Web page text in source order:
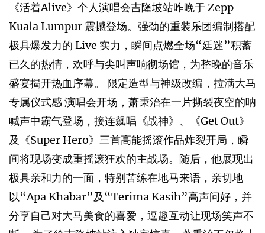
《活着Alive》个人演唱会吉隆坡站昨晚于 Zepp
Kuala Lumpur 震撼登场。强劲的重装乐团编制搭配
极具爆发力的 Live 实力，瞬间点燃全场“廷迷”积蓄
已久的热情，欢呼与尖叫声响彻场馆，为整晚的音乐
盛宴揭开热血序幕。 限定造型与神级改编，拉满大马
专属仪式感 演唱会开场，萧秉治在一片撕裂夜空的呐
喊声中霸气登场，接连飙唱《战神》、《Get Out》
及《Super Hero》三首高能摇滚作品炸裂开局，瞬
间将现场变成重摇滚狂欢的主战场。随后，他展现出
极具亲和力的一面，特别苦练在地马来语，亲切地
以“Apa Khabar”及“Terima Kasih”高声问好，并
分享自己对大马美食的喜爱，逗趣互动让现场笑声不